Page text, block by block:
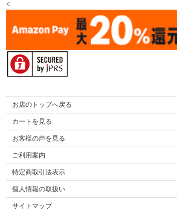
<
お店のトップへ戻る
カートを見る
お客様の声を見る
ご利用案内
特定商取引法表示
個人情報の取扱い
サイトマップ